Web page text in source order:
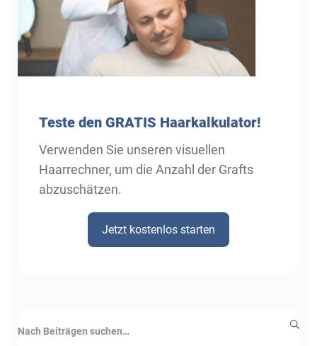
Teste den GRATIS Haarkalkulator!
Verwenden Sie unseren visuellen
Haarrechner, um die Anzahl der Grafts
abzuschätzen.
Jetzt kostenlos starten